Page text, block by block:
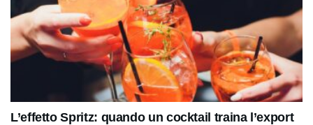
L’effetto Spritz: quando un cocktail traina l’export